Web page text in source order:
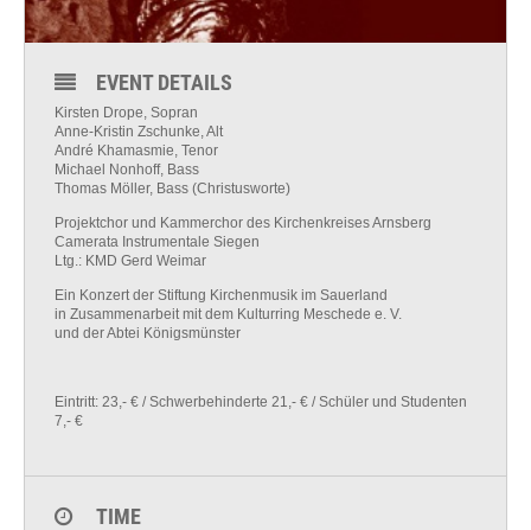
EVENT DETAILS
Kirsten Drope, Sopran
Anne-Kristin Zschunke, Alt
André Khamasmie, Tenor
Michael Nonhoff, Bass
Thomas Möller, Bass (Christusworte)
Projektchor und Kammerchor des Kirchenkreises Arnsberg
Camerata Instrumentale Siegen
Ltg.: KMD Gerd Weimar
Ein Konzert der Stiftung Kirchenmusik im Sauerland
in Zusammenarbeit mit dem Kulturring Meschede e. V.
und der Abtei Königsmünster
Eintritt: 23,- € / Schwerbehinderte 21,- € / Schüler und Studenten
7,- €
TIME